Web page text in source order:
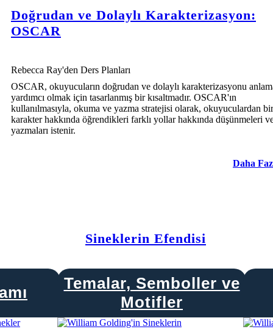
Doğrudan ve Dolaylı Karakterizasyon:
OSCAR
Rebecca Ray'den Ders Planları
OSCAR, okuyucuların doğrudan ve dolaylı karakterizasyonu
yardımcı olmak için tasarlanmış bir kısaltmadır. OSCAR'ın
kullanılmasıyla, okuma ve yazma stratejisi olarak, okuyuculardan bir
karakter hakkında öğrendikleri farklı yollar hakkında düşünmeleri
yazmaları istenir.
Daha
Sineklerin Efendisi
Temalar, Semboller ve
Motifler